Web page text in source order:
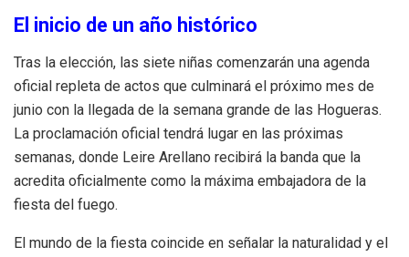
El inicio de un año histórico
Tras la elección, las siete niñas comenzarán una agenda
oficial repleta de actos que culminará el próximo mes de
junio con la llegada de la semana grande de las Hogueras.
La proclamación oficial tendrá lugar en las próximas
semanas, donde Leire Arellano recibirá la banda que la
acredita oficialmente como la máxima embajadora de la
fiesta del fuego.
El mundo de la fiesta coincide en señalar la naturalidad y el